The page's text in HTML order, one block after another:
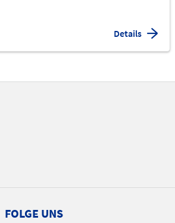
Details
FOLGE UNS